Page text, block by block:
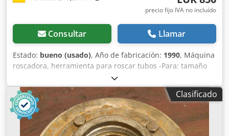
precio fijo IVA no incluído
Consultar Llamar
Estado: bueno (usado), Año de fabricación: 1990, Máquina
roscadora, herramienta para roscar tubos -Para: tamaño
de tubo máx. 2 pulgadas -Velocidad de rotación: RPM -
Interruptor de pedal con: función de parada de
emergencia -Cortador de tubos -Refrentador interior -
Tensión de funcionamiento: 220 V Cedpeficzkefx Ak Aorf -
Mecanismo para: mordazas de corte, faltan -Dimensiones:
1100/700/A1130 mm -Peso: 132 kg
Clasificado